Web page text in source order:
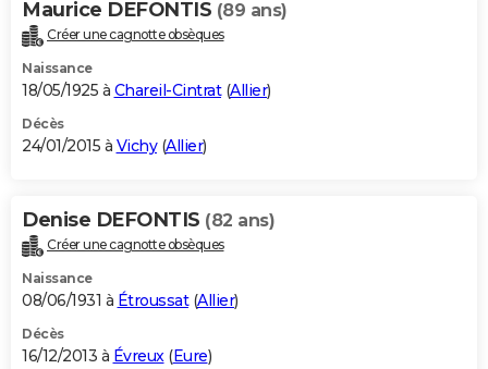
Maurice DEFONTIS (89 ans)
Créer une cagnotte obsèques
Naissance
18/05/1925 à Chareil-Cintrat(Allier)
Décès
24/01/2015 à Vichy(Allier)
Denise DEFONTIS (82 ans)
Créer une cagnotte obsèques
Naissance
08/06/1931 à Étroussat(Allier)
Décès
16/12/2013 à Évreux(Eure)